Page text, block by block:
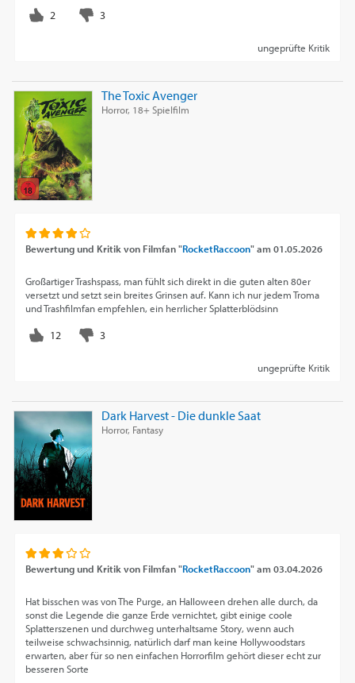
ungeprüfte Kritik
The Toxic Avenger
Horror, 18+ Spielfilm
Bewertung und Kritik von Filmfan "RocketRaccoon"am01.05.2026
Großartiger Trashspass, man fühlt sich direkt in die guten alten 80er
versetzt und setzt sein breites Grinsen auf. Kann ich nur jedem Troma
und Trashfilmfan empfehlen, ein herrlicher Splatterblödsinn
ungeprüfte Kritik
Dark Harvest - Die dunkle Saat
Horror, Fantasy
Bewertung und Kritik von Filmfan "RocketRaccoon"am03.04.2026
Hat bisschen was von The Purge, an Halloween drehen alle durch, da
sonst die Legende die ganze Erde vernichtet, gibt einige coole
Splatterszenen und durchweg unterhaltsame Story, wenn auch
teilweise schwachsinnig, natürlich darf man keine Hollywoodstars
erwarten, aber für so nen einfachen Horrorfilm gehört dieser echt zur
besseren Sorte